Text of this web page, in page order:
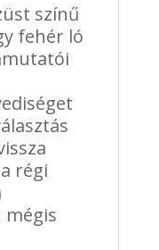
színű
fehér ló
régi